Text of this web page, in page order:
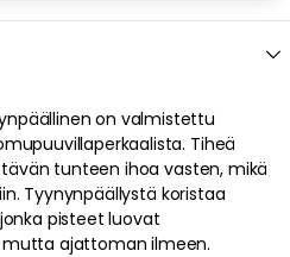
on valmistettu
Tiheä
tunteen ihoa vasten, mikä
Tyynynpäällystä koristaa
pisteet luovat
mutta ajattoman ilmeen.